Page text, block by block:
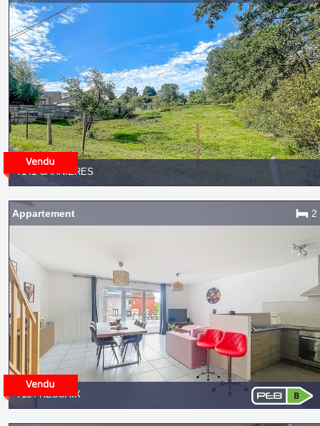
7141 CARNIÈRES
7134 RESSAIX
Appartement 2